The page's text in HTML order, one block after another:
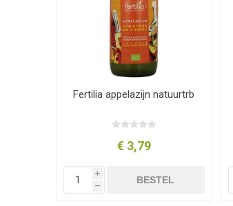
Fertilia appelazijn natuurtrb
€ 3,79
i
h
BESTEL